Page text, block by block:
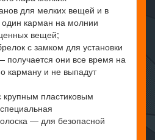
для мелких вещей и в
карман на молнии
вещей;
с замком для установки
получается они все время на
карману и не выпадут
пластиковым
— для безопасной